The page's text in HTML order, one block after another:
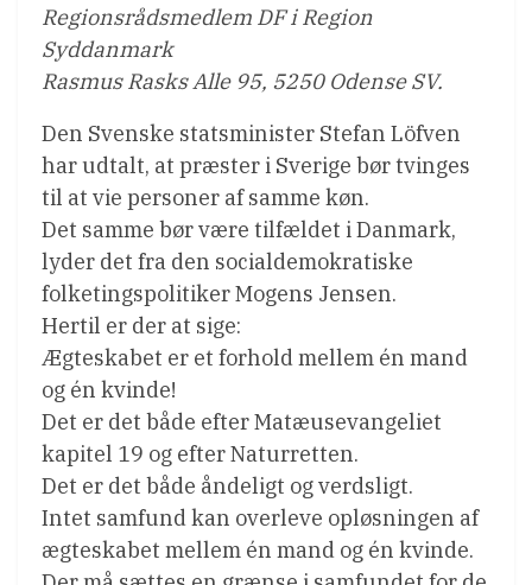
Regionsrådsmedlem DF i Region
Syddanmark
Rasmus Rasks Alle 95, 5250 Odense SV.
Den Svenske statsminister Stefan Löfven
har udtalt, at præster i Sverige bør tvinges
til at vie personer af samme køn.
Det samme bør være tilfældet i Danmark,
lyder det fra den socialdemokratiske
folketingspolitiker Mogens Jensen.
Hertil er der at sige:
Ægteskabet er et forhold mellem én mand
og én kvinde!
Det er det både efter Matæusevangeliet
kapitel 19 og efter Naturretten.
Det er det både åndeligt og verdsligt.
Intet samfund kan overleve opløsningen af
ægteskabet mellem én mand og én kvinde.